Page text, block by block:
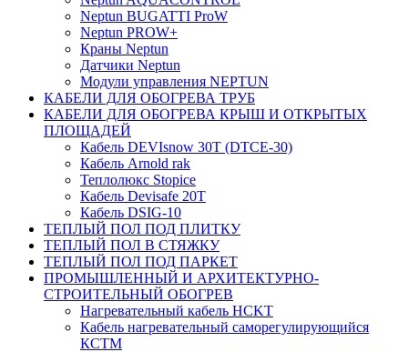
Neptun BUGATTI ProW
Neptun PROW+
Краны Neptun
Датчики Neptun
Модули управления NEPTUN
КАБЕЛИ ДЛЯ ОБОГРЕВА ТРУБ
КАБЕЛИ ДЛЯ ОБОГРЕВА КРЫШ И ОТКРЫТЫХ
ПЛОЩАДЕЙ
Кабель DEVIsnow 30Т (DTCE-30)
Кабель Arnold rak
Теплолюкс Stopice
Кабель Devisafe 20T
Кабель DSIG-10
ТЕПЛЫЙ ПОЛ ПОД ПЛИТКУ
ТЕПЛЫЙ ПОЛ В СТЯЖКУ
ТЕПЛЫЙ ПОЛ ПОД ПАРКЕТ
ПРОМЫШЛЕННЫЙ И АРХИТЕКТУРНО-
СТРОИТЕЛЬНЫЙ ОБОГРЕВ
Нагревательный кабель НCKТ
Кабель нагревательный саморегулирующийся
КСТМ